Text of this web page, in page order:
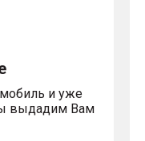
и уже
выдадим Вам